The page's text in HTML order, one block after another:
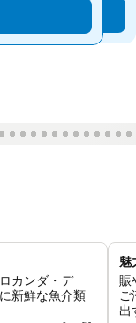
カンダ・デ
新鮮な魚介類
魅
賑
ご
出